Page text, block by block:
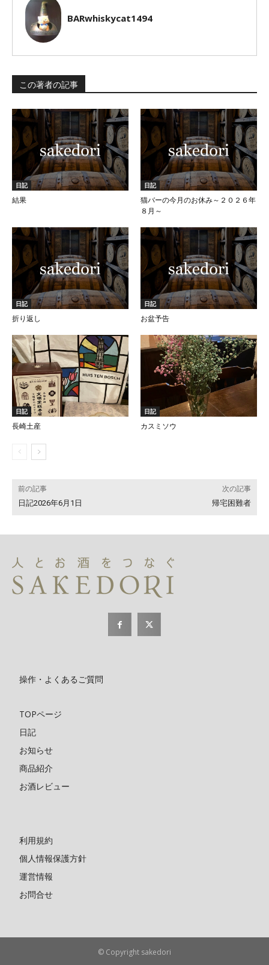
BARwhiskycat1494
この著者の記事
日記
結果
日記
猫バーの今月のお休み～２０２６年
８月～
日記
折り返し
日記
お盆予告
日記
長崎土産
日記
カスミソウ
前の記事
日記2026年6月1日
次の記事
帰宅困難者
操作・よくあるご質問
TOPページ
日記
お知らせ
商品紹介
お酒レビュー
利用規約
個人情報保護方針
運営情報
お問合せ
© Copyright sakedori